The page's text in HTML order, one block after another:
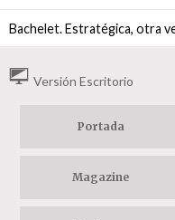
Bachelet. Estratégica, otra
Versión Escritorio
Portada
Magazine